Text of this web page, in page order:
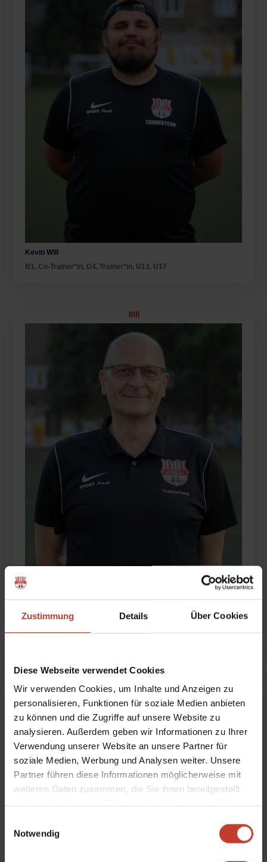
Zustimmung Details Über Cookies
Diese Webseite verwendet Cookies
Wir verwenden Cookies, um Inhalte und Anzeigen zu
personalisieren, Funktionen für soziale Medien anbieten
zu können und die Zugriffe auf unsere Website zu
analysieren. Außerdem geben wir Informationen zu Ihrer
Verwendung unserer Website an unsere Partner für
soziale Medien, Werbung und Analysen weiter. Unsere
Partner führen diese Informationen möglicherweise mit
weiteren Daten zusammen, die Sie ihnen bereitgestellt
Notwendig
Kevin Will
B1, Co-Trainer*in, D4,Trainer*in, U13, U17
Ernst Hermann Rösch